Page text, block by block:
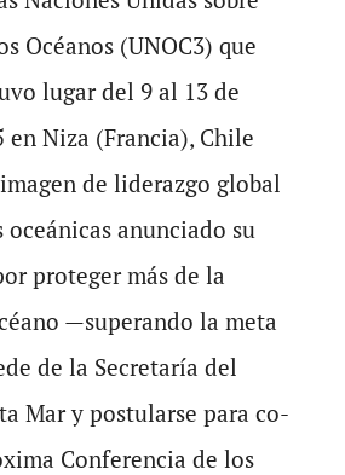
Océanos (UNOC3) que
lugar del 9 al 13 de
en Niza (Francia), Chile
de liderazgo global
anunciado su
proteger más de la
—superando la meta
de la Secretaría del
Mar y postularse para co-
Conferencia de los